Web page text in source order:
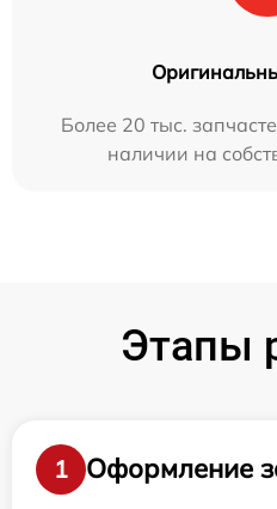
Более 20 тыс.
наличии на
Этапы
1
Оформление